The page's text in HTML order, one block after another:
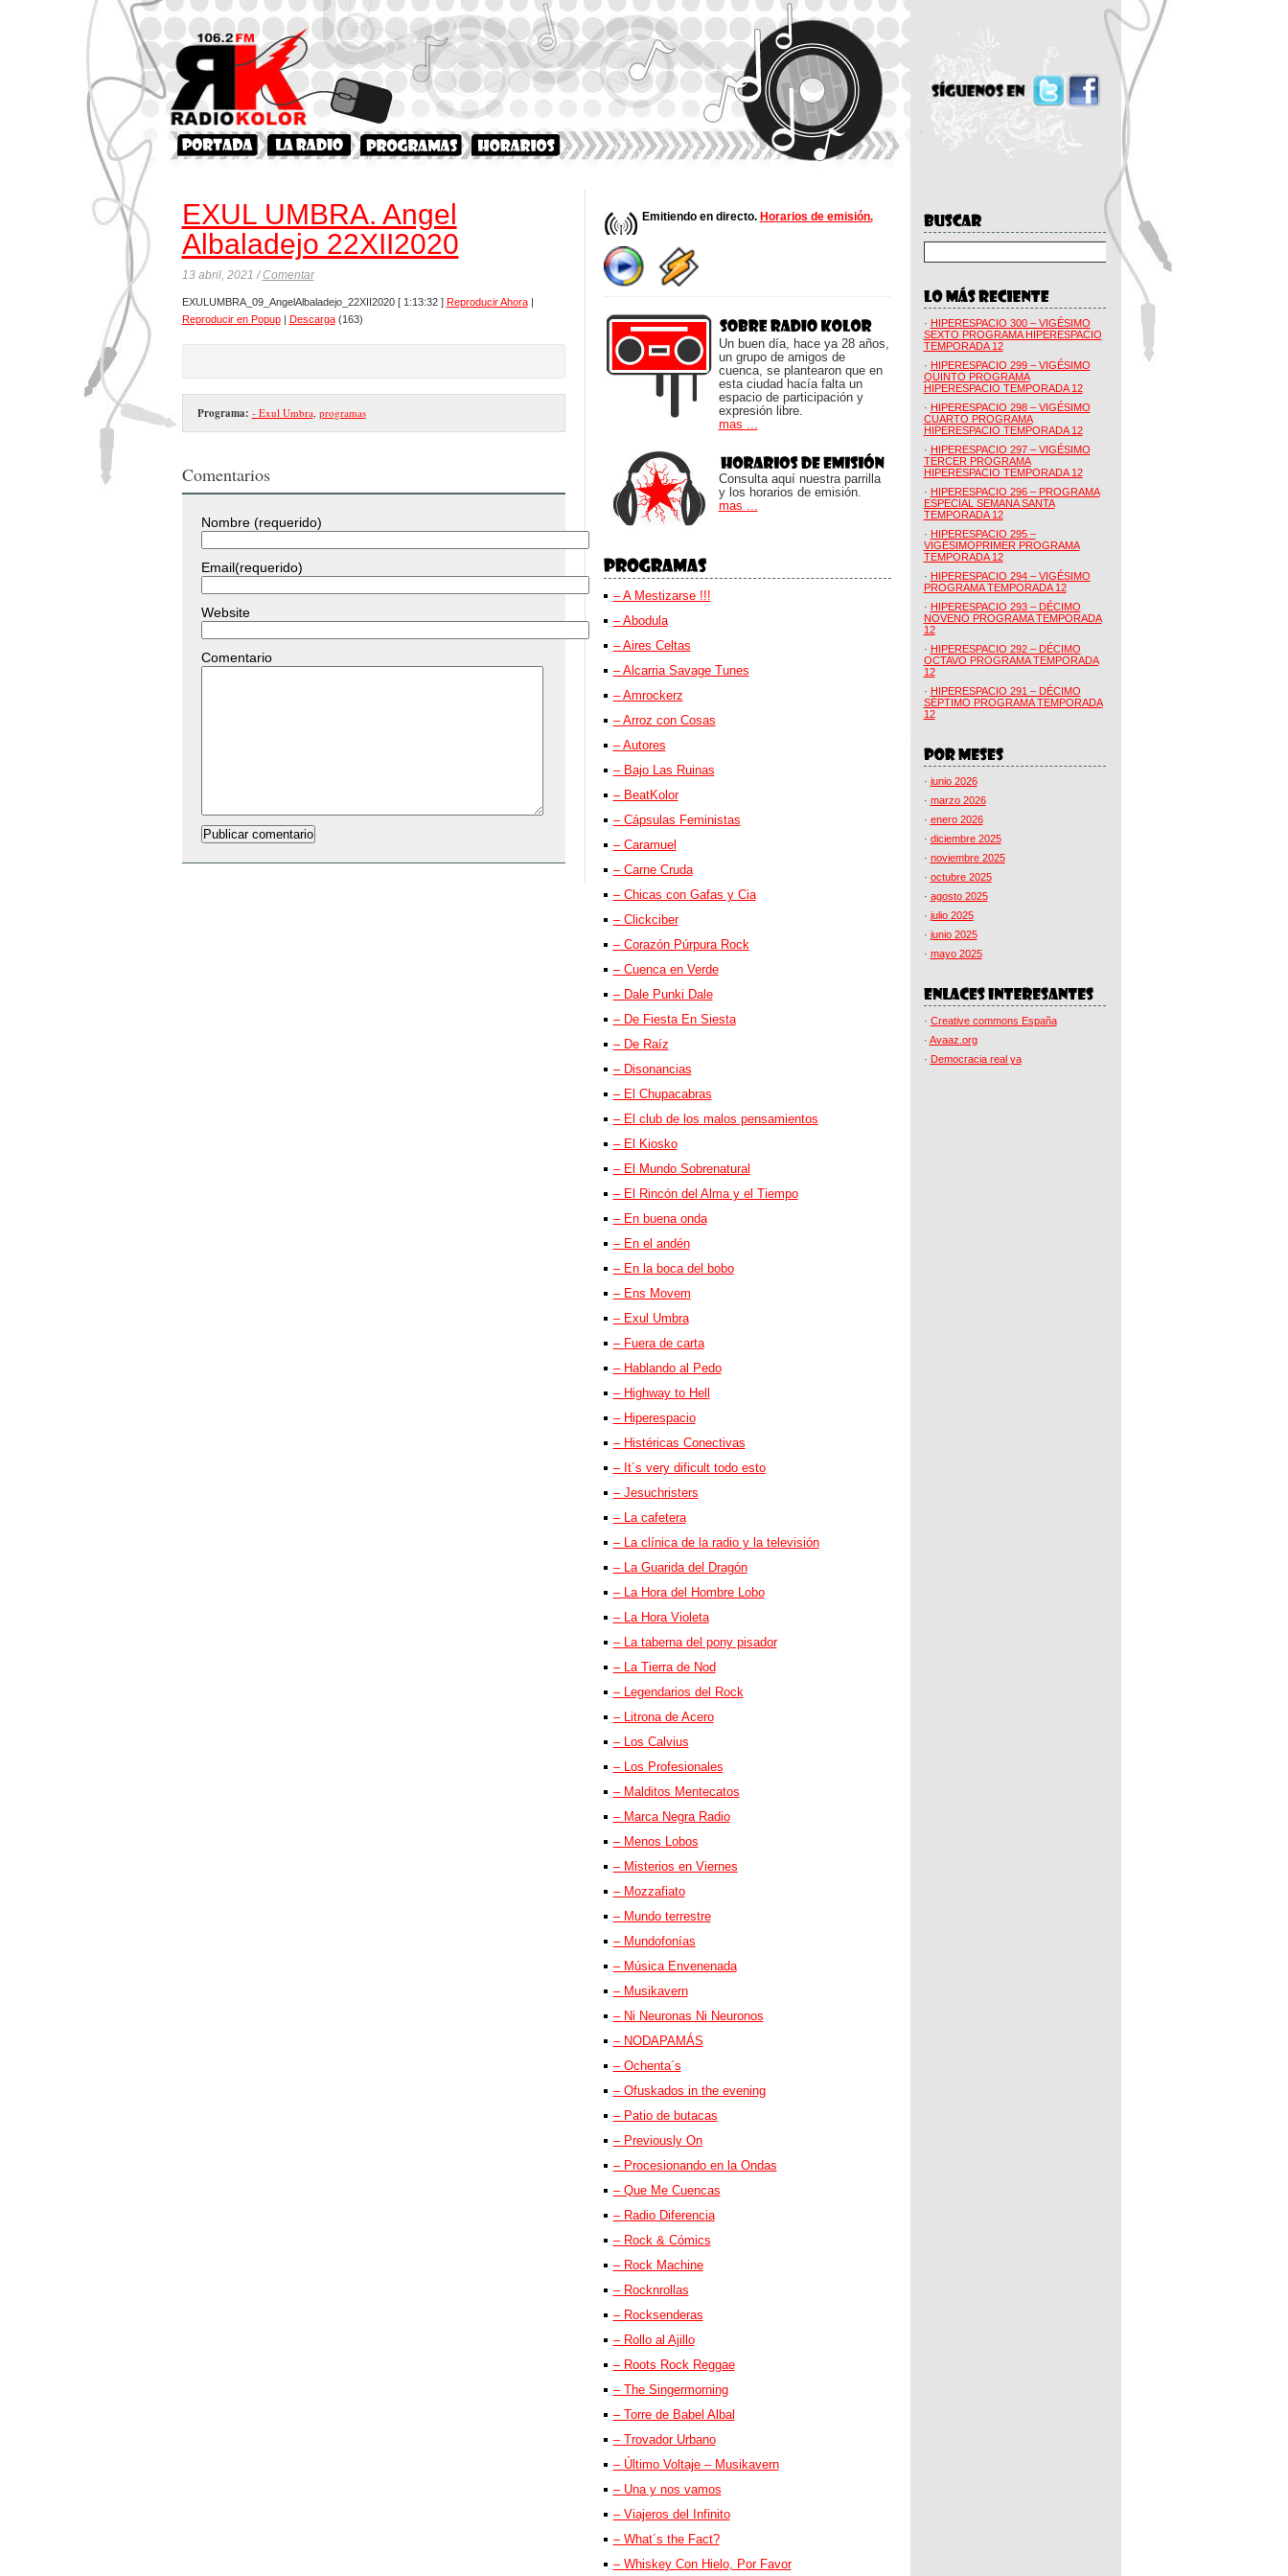
EXUL UMBRA. Angel
Albaladejo 22XII2020
13 abril, 2021 /Comentar
EXULUMBRA_09_AngelAlbaladejo_22XII2020 [ 1:13:32 ] Reproducir Ahora|
Reproducir en Popup| Descarga(163)
Programa: - Exul Umbra, programas
Comentarios
Nombre (requerido)
Email(requerido)
Website
Comentario
Emitiendo en directo. Horarios de emisión.
Un buen día, hace ya 28 años,
un grupo de amigos de
cuenca, se plantearon que en
esta ciudad hacía falta un
espacio de participación y
expresión libre.
mas ...
Consulta aquí nuestra parrilla
y los horarios de emisión.
mas ...
– A Mestizarse !!!
– Abodula
– Aires Celtas
– Alcarria Savage Tunes
– Amrockerz
– Arroz con Cosas
– Autores
– Bajo Las Ruinas
– BeatKolor
– Cápsulas Feministas
– Caramuel
– Carne Cruda
– Chicas con Gafas y Cia
– Clickciber
– Corazón Púrpura Rock
– Cuenca en Verde
– Dale Punki Dale
– De Fiesta En Siesta
– De Raíz
– Disonancias
– El Chupacabras
– El club de los malos pensamientos
– El Kiosko
– El Mundo Sobrenatural
– El Rincón del Alma y el Tiempo
– En buena onda
– En el andén
– En la boca del bobo
– Ens Movem
– Exul Umbra
– Fuera de carta
– Hablando al Pedo
– Highway to Hell
– Hiperespacio
– Histéricas Conectivas
– It´s very dificult todo esto
– Jesuchristers
– La cafetera
– La clínica de la radio y la televisión
– La Guarida del Dragón
– La Hora del Hombre Lobo
– La Hora Violeta
– La taberna del pony pisador
– La Tierra de Nod
– Legendarios del Rock
– Litrona de Acero
– Los Calvius
– Los Profesionales
– Malditos Mentecatos
– Marca Negra Radio
– Menos Lobos
– Misterios en Viernes
– Mozzafiato
– Mundo terrestre
– Mundofonías
– Música Envenenada
– Musikavern
– Ni Neuronas Ni Neuronos
– NODAPAMÁS
– Ochenta´s
– Ofuskados in the evening
– Patio de butacas
– Previously On
– Procesionando en la Ondas
– Que Me Cuencas
– Radio Diferencia
– Rock & Cómics
– Rock Machine
– Rocknrollas
– Rocksenderas
– Rollo al Ajillo
– Roots Rock Reggae
– The Singermorning
– Torre de Babel Albal
– Trovador Urbano
– Último Voltaje – Musikavern
– Una y nos vamos
– Viajeros del Infinito
– What´s the Fact?
– Whiskey Con Hielo, Por Favor
· HIPERESPACIO 300 – VIGÉSIMO
SEXTO PROGRAMA HIPERESPACIO
TEMPORADA 12
· HIPERESPACIO 299 – VIGÉSIMO
QUINTO PROGRAMA
HIPERESPACIO TEMPORADA 12
· HIPERESPACIO 298 – VIGÉSIMO
CUARTO PROGRAMA
HIPERESPACIO TEMPORADA 12
· HIPERESPACIO 297 – VIGÉSIMO
TERCER PROGRAMA
HIPERESPACIO TEMPORADA 12
· HIPERESPACIO 296 – PROGRAMA
ESPECIAL SEMANA SANTA
TEMPORADA 12
· HIPERESPACIO 295 –
VIGÉSIMOPRIMER PROGRAMA
TEMPORADA 12
· HIPERESPACIO 294 – VIGÉSIMO
PROGRAMA TEMPORADA 12
· HIPERESPACIO 293 – DÉCIMO
NOVENO PROGRAMA TEMPORADA
12
· HIPERESPACIO 292 – DÉCIMO
OCTAVO PROGRAMA TEMPORADA
12
· HIPERESPACIO 291 – DÉCIMO
SÉPTIMO PROGRAMA TEMPORADA
12
· junio 2026
· marzo 2026
· enero 2026
· diciembre 2025
· noviembre 2025
· octubre 2025
· agosto 2025
· julio 2025
· junio 2025
· mayo 2025
· Creative commons España
· Avaaz.org
· Democracia real ya